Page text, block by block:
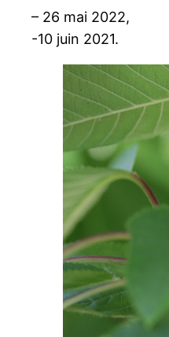
– 26 mai 2022,
-10 juin 2021.